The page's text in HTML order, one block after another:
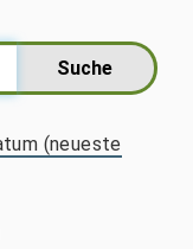
(neueste